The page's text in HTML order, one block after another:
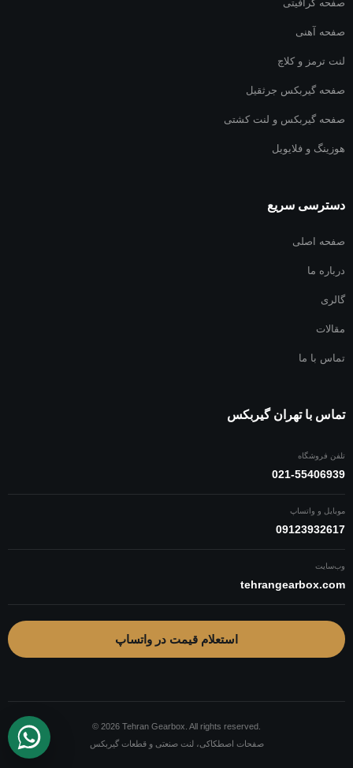
صفحه گرافیتی
صفحه آهنی
لنت ترمز و کلاچ
صفحه گیربکس جرثقیل
صفحه گیربکس و لنت کشتی
هوزینگ و فلایویل
دسترسی سریع
صفحه اصلی
درباره ما
گالری
مقالات
تماس با ما
تماس با تهران گیربکس
تلفن فروشگاه
021-55406939
موبایل و واتساپ
09123932617
وب‌سایت
tehrangearbox.com
استعلام قیمت در واتساپ
© 2026 Tehran Gearbox. All rights reserved.
صفحات اصطکاکی، لنت صنعتی و قطعات گیربکس